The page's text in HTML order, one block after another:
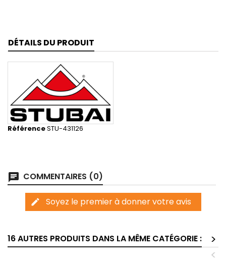
DÉTAILS DU PRODUIT
RéférenceSTU-431126
chat COMMENTAIRES (0)
edit Soyez le premier à donner votre avis
16 AUTRES PRODUITS DANS LA MÊME CATÉGORIE :
>
<